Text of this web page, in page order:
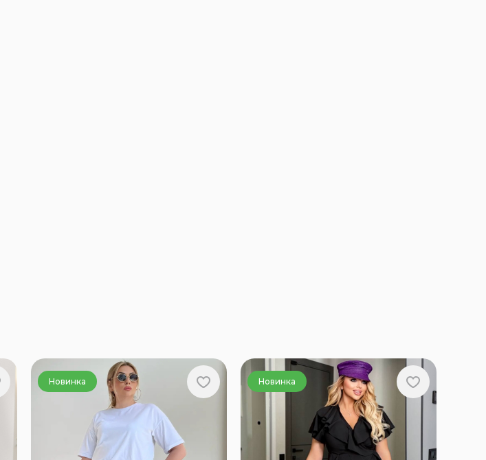
Новинка Новинка